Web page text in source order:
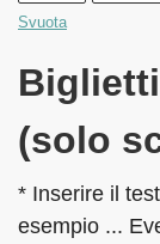
Svuota
(solo
* Inserire il
esempio ...